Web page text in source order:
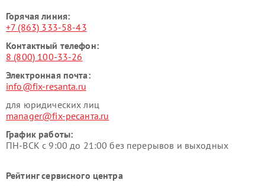
Горячая линия:
+7 (863) 333-58-43
Контактный телефон:
8 (800) 100-33-26
Электронная почта:
info@fix-resanta.ru
для юридических лиц
manager@fix-ресанта.ru
График работы:
ПН-ВСК с 9:00 до 21:00 без перерывов и выходных
Рейтинг сервисного центра